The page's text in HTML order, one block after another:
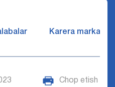
Karera markazi
Chop etish